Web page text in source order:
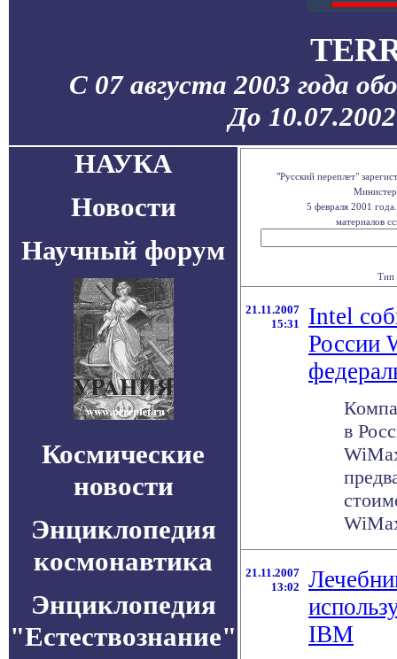
С 07 августа 2003 года
До
НАУКА
Новости
Научный форум
Космические
новости
Энциклопедия
космонавтика
Энциклопедия
"Естествознание"
"Русский переплет"
5 февраля 2001
материалов
Тип
21.11.2007
15:31
Intel
России
в
21.11.2007
13:02
IBM